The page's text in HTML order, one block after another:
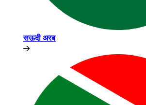
सऊदी अरब​​